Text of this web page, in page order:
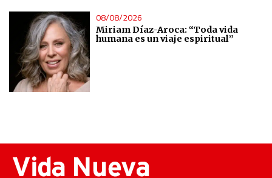
08/08/2026
Miriam Díaz-Aroca: “Toda vida
humana es un viaje espiritual”